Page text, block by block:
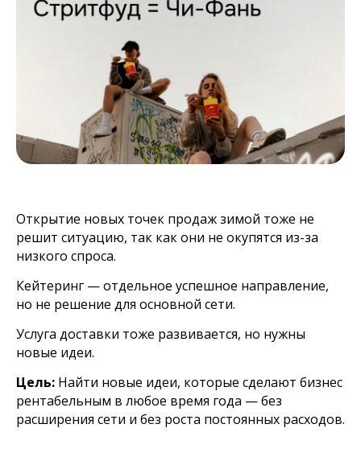
Открытие новых точек продаж зимой тоже не
решит ситуацию, так как они не окупятся из-за
низкого спроса.
Кейтеринг — отдельное успешное направление,
но не решение для основной сети.
Услуга доставки тоже развивается, но нужны
новые идеи.
Цель: Найти новые идеи, которые сделают бизнес
рентабельным в любое время года — без
расширения сети и без роста постоянных расходов.